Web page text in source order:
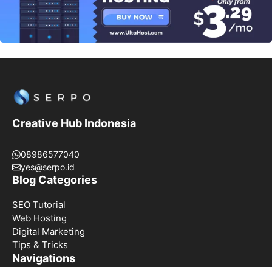
Creative Hub Indonesia
08986577040
yes@serpo.id
Blog Categories
SEO Tutorial
Web Hosting
Digital Marketing
Tips & Tricks
Navigations